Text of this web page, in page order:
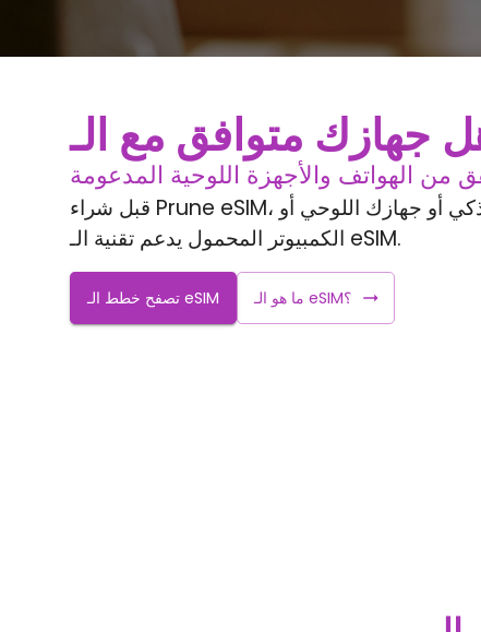
من الهواتف والأجهزة اللوحية المدعومة
قبل شراء Prune eSIM، تأكد مما إذا كان هاتفك الذكي أو جهازك اللوحي أو
الكمبيوتر المحمول يدعم تقنية الـ eSIM.
تصفح خطط الـ eSIM ما هو الـ eSIM؟